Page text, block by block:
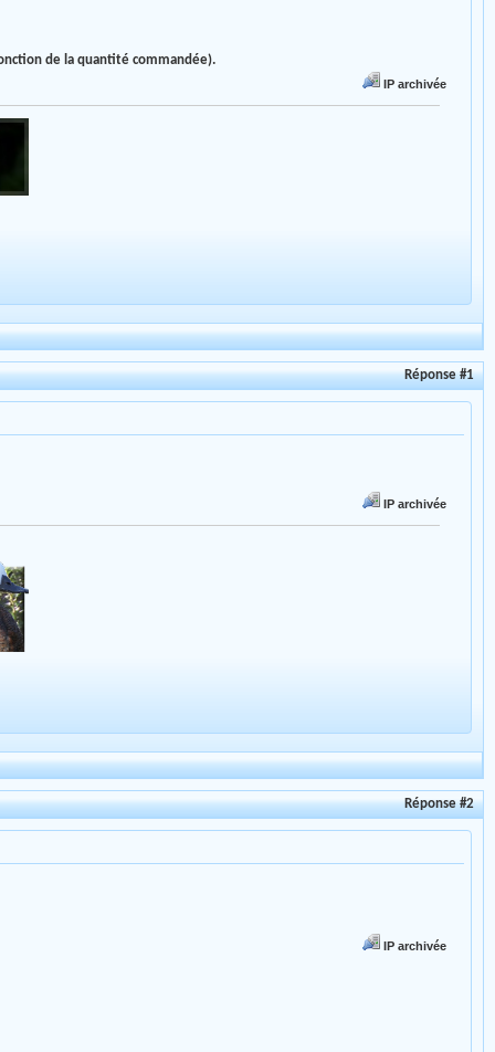
de la quantité commandée).
IP archivée
Réponse #1
IP archivée
Réponse #2
IP archivée